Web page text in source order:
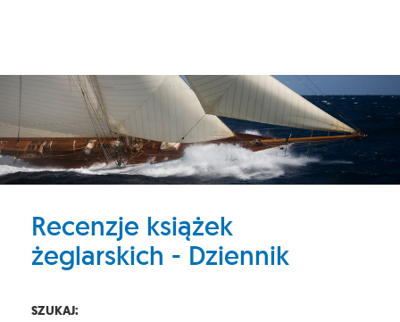
Recenzje książek
żeglarskich - Dziennik
SZUKAJ: